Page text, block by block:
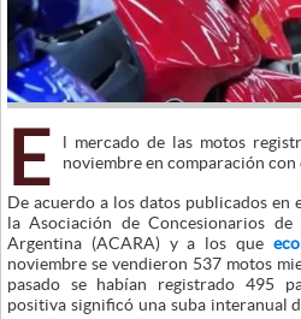
E
l mercado de las motos
noviembre en comparación con
De acuerdo a los datos publicados en
la Asociación de Concesionarios
Argentina (ACARA) y a los que
noviembre se vendieron 537 motos
pasado se habían registrado 495
positiva significó una suba interanual